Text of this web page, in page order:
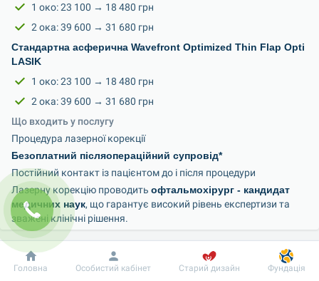
1 око: 23 100 → 18 480 грн
2 ока: 39 600 → 31 680 грн
Стандартна асферична Wavefront Optimized Thin Flap Opti
LASIK
1 око: 23 100 → 18 480 грн
2 ока: 39 600 → 31 680 грн
Що входить у послугу
Процедура лазерної корекції
Безоплатний післяопераційний супровід*
Постійний контакт із пацієнтом до і після процедури
Лазерну корекцію проводить офтальмохірург - кандидат
медичних наук, що гарантує високий рівень експертизи та
зважені клінічні рішення.
Кому підходить лазерна корекція зору
Лазерна корекція підходить пацієнтам, які:
Хочуть бачити чітко без окулярів і контактних лінз
Добробут Інформація Пацієнту
Головна Особистий кабінет Старий дизайн Фундація